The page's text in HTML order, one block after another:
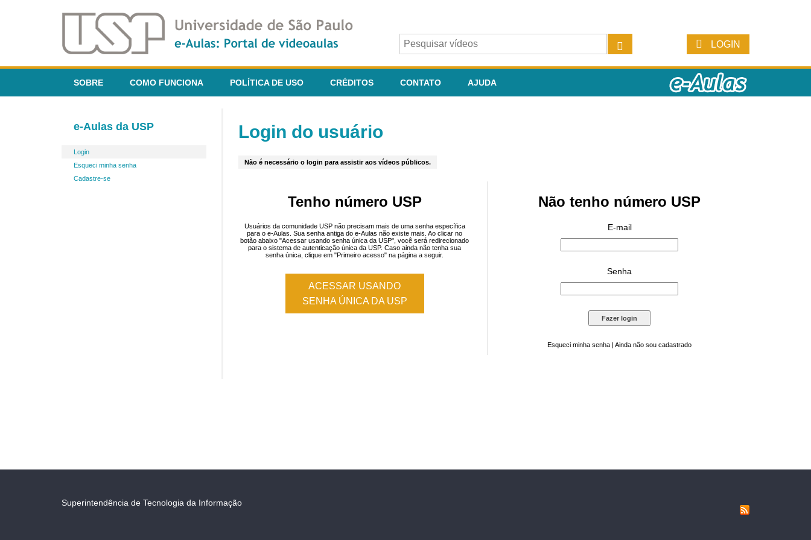
LOGIN
SOBRE COMO FUNCIONA POLÍTICA DE USO CRÉDITOS CONTATO AJUDA
e-Aulas da USP
Login
Esqueci minha senha
Cadastre-se
Login do usuário
Não é necessário o login para assistir aos vídeos públicos.
Tenho número USP
Usuários da comunidade USP não precisam mais de uma senha específica
para o e-Aulas. Sua senha antiga do e-Aulas não existe mais. Ao clicar no
botão abaixo "Acessar usando senha única da USP", você será redirecionado
para o sistema de autenticação única da USP. Caso ainda não tenha sua
senha única, clique em "Primeiro acesso" na página a seguir.
ACESSAR USANDO
SENHA ÚNICA DA USP
Não tenho número USP
E-mail
Senha
Esqueci minha senha | Ainda não sou cadastrado
Superintendência de Tecnologia da Informação